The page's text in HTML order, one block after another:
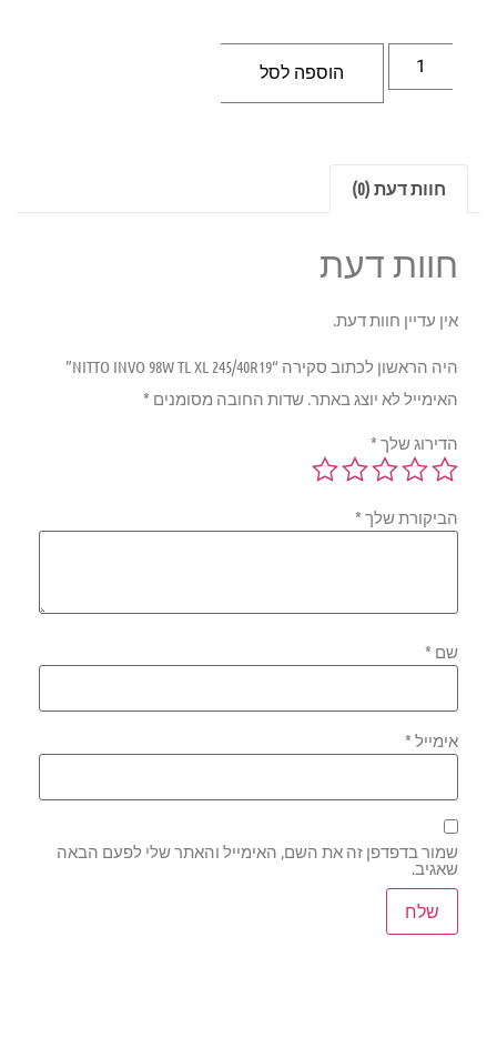
הוספה לסל
חוות דעת (0)
חוות דעת
אין עדיין חוות דעת.
היה הראשון לכתוב סקירה “NITTO INVO 98W TL XL 245/40R19”
האימייל לא יוצג באתר.שדות החובה מסומנים*
הדירוג שלך*
הביקורת שלך*
שם*
אימייל*
שמור בדפדפן זה את השם, האימייל והאתר שלי לפעם הבאה
שאגיב.